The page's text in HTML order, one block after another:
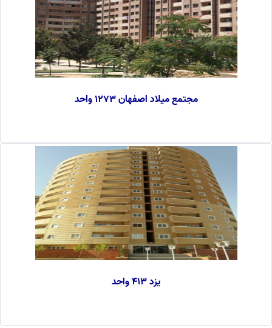
مجتمع میلاد اصفهان 1273 واحد
یزد 413 واحد